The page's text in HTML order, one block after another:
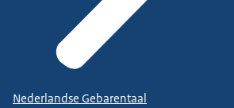
Nederlandse Gebarentaal